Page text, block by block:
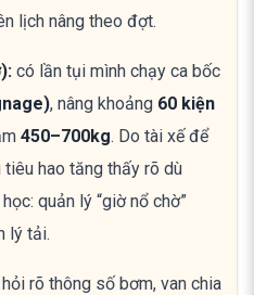
lịch nâng theo đợt.
có lần tụi mình chạy ca bốc
, nâng khoảng 60 kiện
450–700kg. Do tài xế để
tiêu hao tăng thấy rõ dù
quản lý “giờ nổ chờ”
lý tải.
rõ thông số bơm, van chia